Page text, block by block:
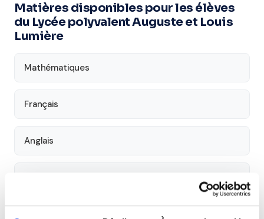
Matières disponibles pour les élèves
du Lycée polyvalent Auguste et Louis
Lumière
Mathématiques
Français
Anglais